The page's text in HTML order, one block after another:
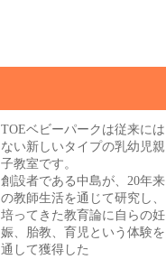
TOEベビーパークは従来には
ない新しいタイプの乳幼児親
子教室です。
創設者である中島が、20年来
の教師生活を通じて研究し、
培ってきた教育論に自らの妊
娠、胎教、育児という体験を
通して獲得した